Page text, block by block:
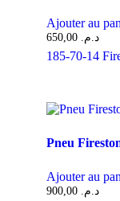
Ajouter au
د.م. 650,00
185-70-14
Pneu
Ajouter au
د.م. 900,00